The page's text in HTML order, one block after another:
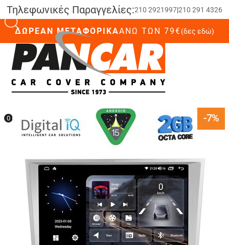
Τηλεφωνικές Παραγγελίες:210 2921997|210 291 4326
ΔΩΡΕΑΝ ΜΕΤΑΦΟΡΙΚΑΆΝΩ ΤΩΝ 79€(δες εδώ)
0
-7%